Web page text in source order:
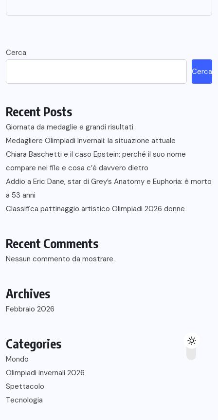
Cerca
Cerca
Recent Posts
Giornata da medaglie e grandi risultati
Medagliere Olimpiadi Invernali: la situazione attuale
Chiara Baschetti e il caso Epstein: perché il suo nome
compare nei file e cosa c’è davvero dietro
Addio a Eric Dane, star di Grey’s Anatomy e Euphoria: è morto
a 53 anni
Classifica pattinaggio artistico Olimpiadi 2026 donne
Recent Comments
Nessun commento da mostrare.
Archives
Febbraio 2026
Categories
Mondo
Olimpiadi invernali 2026
Spettacolo
Tecnologia